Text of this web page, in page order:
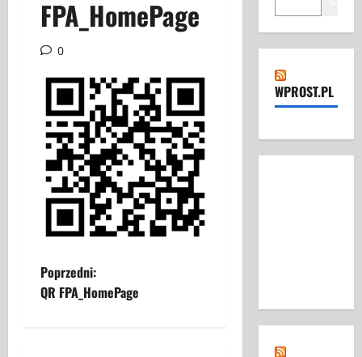
FPA_HomePage
0
Z
o
Poprzedni:
QR FPA_HomePage
WPROST.PL